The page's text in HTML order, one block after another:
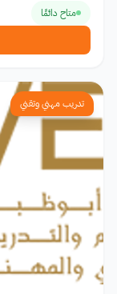
متاح دائمًا
تدريب مهني وتقني